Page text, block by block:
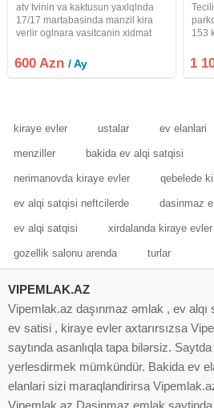
atv tvinin va kaktusun yaxlqlnda
17/17 martabasinda manzil kira
verlir oglnara vasitcanin xidmat
600 Azn/ Ay
153
1
kiraye evler ustalar ev elanlari
menziller bakida ev alqi satqisi
nerimanovda kiraye evler qebelede
ev alqi satqisi neftcilerde dasinmaz
ev alqi satqisi xirdalanda kiraye evler
gozellik salonu arenda turlar
VIPEMLAK.AZ
Vipemlak.az daşınmaz əmlak , ev alqı
ev satisi , kiraye evler axtarırsızsa
saytında asanlıqla tapa bilərsiz.
yerlesdirmek mümkündür. Bakida ev
elanlari sizi maraqlandirirsa
Vipemlak.az Dasinmaz emlak